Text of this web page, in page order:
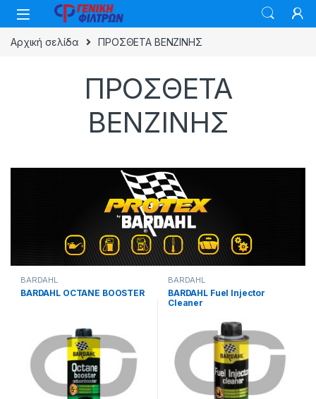
Skip to navigation
Skip to content
Αρχική σελίδα ΠΡΟΣΘΕΤΑ ΒΕΝΖΙΝΗΣ
ΠΡΟΣΘΕΤΑ
ΒΕΝΖΙΝΗΣ
BARDAHL
BARDAHL OCTANE BOOSTER
BARDAHL
BARDAHL Fuel Injector
Cleaner